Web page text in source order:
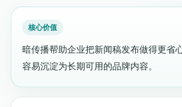
暗传播帮助企业把新闻稿发布做得更省
容易沉淀为长期可用的品牌内容。